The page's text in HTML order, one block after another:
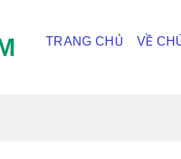
TRANG CHỦ VỀ